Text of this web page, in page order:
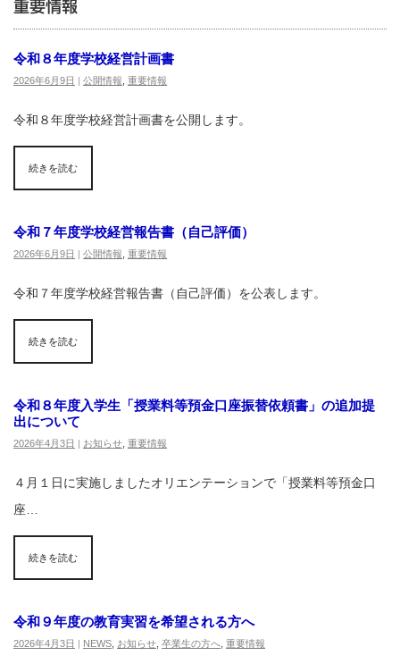
重要情報
令和８年度学校経営計画書
2026年6月9日 | 公開情報 重要情報
令和８年度学校経営計画書を公開します。
続きを読む
令和７年度学校経営報告書（自己評価）
2026年6月9日 | 公開情報 重要情報
令和７年度学校経営報告書（自己評価）を公表します。
続きを読む
令和８年度入学生「授業料等預金口座振替依頼書」の追加提
出について
2026年4月3日 | お知らせ 重要情報
４月１日に実施しましたオリエンテーションで「授業料等預金口
座…
続きを読む
令和９年度の教育実習を希望される方へ
2026年4月3日 | NEWS お知らせ 卒業生の方へ 重要情報